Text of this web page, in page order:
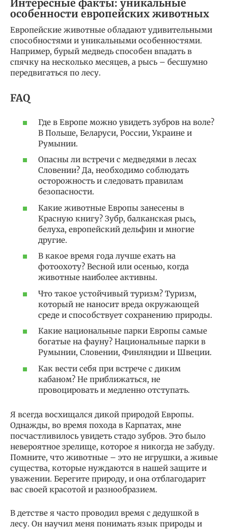
Интересные факты: уникальные
особенности европейских животных
Европейские животные обладают удивительными
способностями и уникальными особенностями.
Например, бурый медведь способен впадать в
спячку на несколько месяцев, а рысь – бесшумно
передвигаться по лесу.
FAQ
Где в Европе можно увидеть зубров на воле?
В Польше, Беларуси, России, Украине и
Румынии.
Опасны ли встречи с медведями в лесах
Словении? Да, необходимо соблюдать
осторожность и следовать правилам
безопасности.
Какие животные Европы занесены в
Красную книгу? Зубр, балканская рысь,
белуха, европейский дельфин и многие
другие.
В какое время года лучше ехать на
фотоохоту? Весной или осенью, когда
животные наиболее активны.
Что такое устойчивый туризм? Туризм,
который не наносит вреда окружающей
среде и способствует сохранению природы.
Какие национальные парки Европы самые
богатые на фауну? Национальные парки в
Румынии, Словении, Финляндии и Швеции.
Как вести себя при встрече с диким
кабаном? Не приближаться, не
провоцировать и медленно отступать.
Я всегда восхищался дикой природой Европы.
Однажды, во время похода в Карпатах, мне
посчастливилось увидеть стадо зубров. Это было
невероятное зрелище, которое я никогда не забуду.
Помните, что животные – это не игрушки, а живые
существа, которые нуждаются в нашей защите и
уважении. Берегите природу, и она отблагодарит
вас своей красотой и разнообразием.
В детстве я часто проводил время с дедушкой в
лесу. Он научил меня понимать язык природы и